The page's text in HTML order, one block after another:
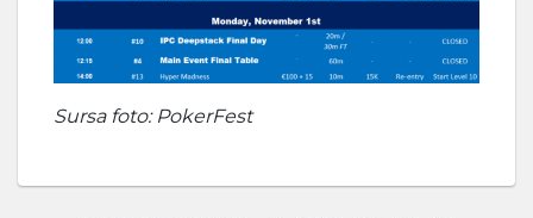
Sursa foto: PokerFest